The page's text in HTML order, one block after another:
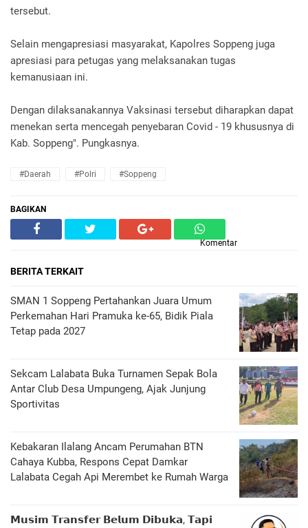
tersebut.
Selain mengapresiasi masyarakat, Kapolres Soppeng juga
apresiasi para petugas yang melaksanakan tugas
kemanusiaan ini.
Dengan dilaksanakannya Vaksinasi tersebut diharapkan dapat
menekan serta mencegah penyebaran Covid - 19 khususnya di
Kab. Soppeng". Pungkasnya.
#Daerah #Polri #Soppeng
BAGIKAN
Komentar
BERITA TERKAIT
SMAN 1 Soppeng Pertahankan Juara Umum
Perkemahan Hari Pramuka ke-65, Bidik Piala
Tetap pada 2027
Sekcam Lalabata Buka Turnamen Sepak Bola
Antar Club Desa Umpungeng, Ajak Junjung
Sportivitas
Kebakaran Ilalang Ancam Perumahan BTN
Cahaya Kubba, Respons Cepat Damkar
Lalabata Cegah Api Merembet ke Rumah Warga
𝗠𝘂𝘀𝗶𝗺 𝗧𝗿𝗮𝗻𝘀𝗳𝗲𝗿 𝗕𝗲𝗹𝘂𝗺 𝗗𝗶𝗯𝘂𝗸𝗮, 𝗧𝗮𝗽𝗶